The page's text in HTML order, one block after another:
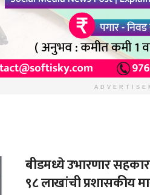
बीडमध्ये उभारणार
९८ लाखांची प्रशासकीय